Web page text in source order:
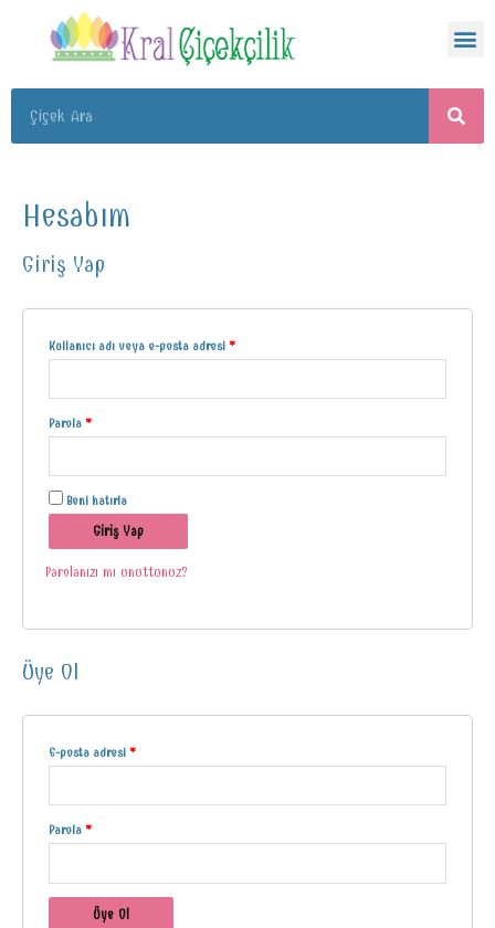
Hesabım
Giriş Yap
Kullanıcı adı veya e-posta adresi *
Parola *
Beni hatırla
Giriş Yap
Parolanızı mı unuttunuz?
Üye Ol
E-posta adresi *
Parola *
Üye Ol